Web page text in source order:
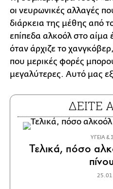
οι νευρωνικές αλλαγές
διάρκεια της μέθης από
επίπεδα αλκοόλ στο αίμα
όταν άρχιζε το
που μερικές φορές
μεγαλύτερες. Αυτό μας
ΔΕΙΤΕ
ΥΓΕΙΑ
Τελικά, πόσο